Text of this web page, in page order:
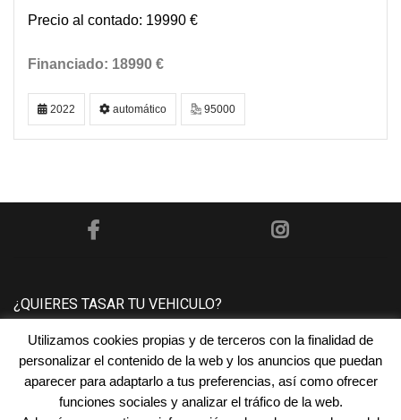
19990 €
18990 €
2022 automático 95000
¿QUIERES TASAR TU VEHICULO?
Póngase en contacto con nosotros y le tasaremos su
vehículo sin ningún compromiso.
Utilizamos cookies propias y de terceros con la finalidad de
personalizar el contenido de la web y los anuncios que puedan
aparecer para adaptarlo a tus preferencias, así como ofrecer
funciones sociales y analizar el tráfico de la web.